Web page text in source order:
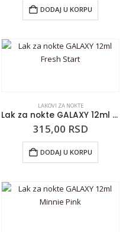
DODAJ U KORPU
LAKOVI ZA NOKTE
Lak za nokte GALAXY 12ml Fresh Start
315,00 RSD
DODAJ U KORPU